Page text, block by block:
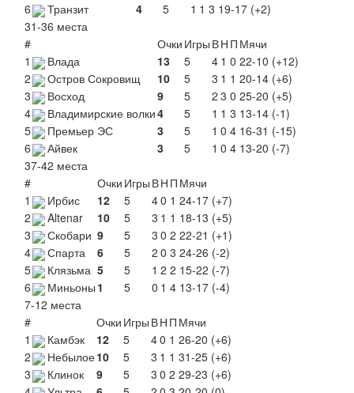
6
Транзит 4 5 1 1 3 19-17 (+2)
31-36 места
#
Очки Игры ВН П Мячи
1
Влада 13 5 4 1 0 22-10 (+12)
2
Остров Сокровищ 10 5 3 1 1 20-14 (+6)
3
Восход 9 5 2 3 0 25-20 (+5)
4
Владимирские волки4 5 1 1 3 13-14 (-1)
5
Премьер ЭС 3 5 1 0 4 16-31 (-15)
6
Айвек 3 5 1 0 4 13-20 (-7)
37-42 места
#
Очки Игры ВН П Мячи
1
Ирбис 12 5 40 1 24-17 (+7)
2
Altenar 10 5 3 1 1 18-13 (+5)
3
Скобари 9 5 3 0 2 22-21 (+1)
4
Спарта 6 5 2 0 3 24-26 (-2)
5
Клязьма 5 5 1 2 2 15-22 (-7)
6
Миньоны 1 5 0 1 4 13-17 (-4)
7-12 места
#
Очки Игры ВН П Мячи
1
Камбэк 12 5 40 1 26-20 (+6)
2
Небылое10 5 3 1 1 31-25 (+6)
3
Клинок 9 5 3 0 2 29-23 (+6)